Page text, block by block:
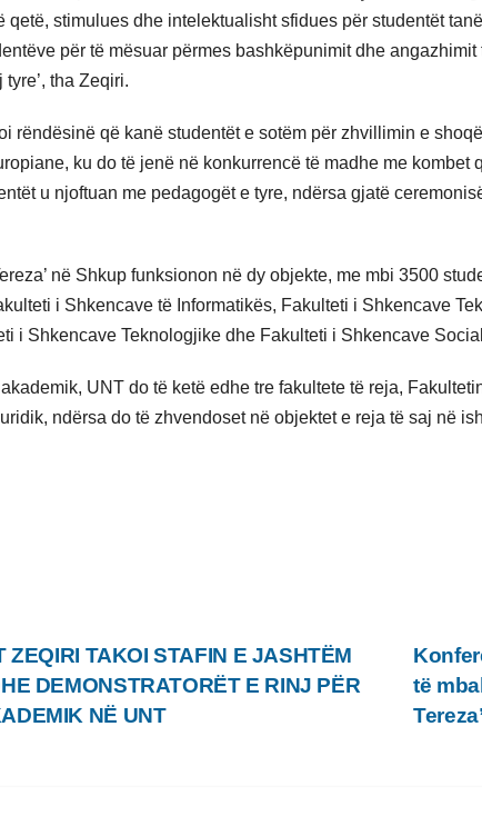
qetë, stimulues dhe intelektualisht sfidues për studentët
për të mësuar përmes bashkëpunimit dhe
tha Zeqiri.
rëndësinë që kanë studentët e sotëm për zhvillimin e
ku do të jenë në konkurrencë të madhe me kombet
u njoftuan me pedagogët e tyre, ndërsa gjatë
në Shkup funksionon në dy objekte, me mbi 3500
i Shkencave të Informatikës, Fakulteti i Shkencave
i Shkencave Teknologjike dhe Fakulteti i Shkencave
UNT do të ketë edhe tre fakultete të reja,
ndërsa do të zhvendoset në objektet e reja të saj në
të
ZEQIRI TAKOI STAFIN E JASHTËM
DEMONSTRATORËT E RINJ PËR
NË UNT